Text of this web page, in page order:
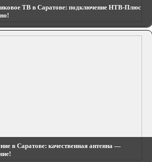
ТВ в Саратове: подключение НТВ-Плюс
в Саратове: качественная антенна —